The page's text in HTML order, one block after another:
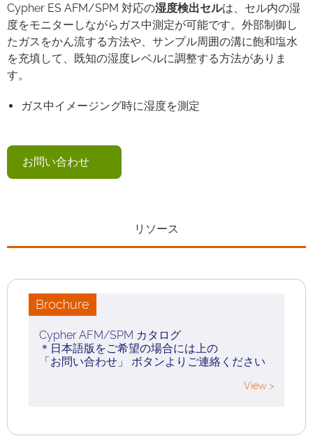
Cypher ES AFM/SPM 対応の湿度検出セルは、セル内の湿
度をモニターしながらガス中測定が可能です。外部制御し
たガスをかん流する方法や、サンプル周囲の溝に飽和塩水
を充填して、既知の湿度レベルに調整する方法がありま
す。
ガス中イメージング時に湿度を測定
お問い合わせ
リソース
Brochure
Cypher AFM/SPM カタログ
＊日本語版をご希望の場合には上の
「お問い合わせ」 ボタンよりご連絡ください
View >